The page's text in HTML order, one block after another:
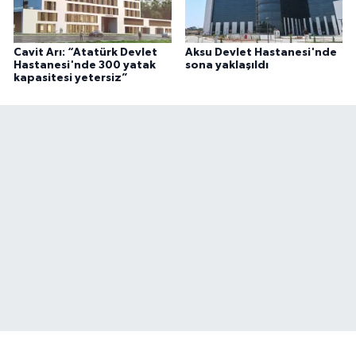
Cavit Arı: “Atatürk Devlet
Hastanesi'nde 300 yatak
kapasitesi yetersiz”
Aksu Devlet Hastanesi'nde
sona yaklaşıldı